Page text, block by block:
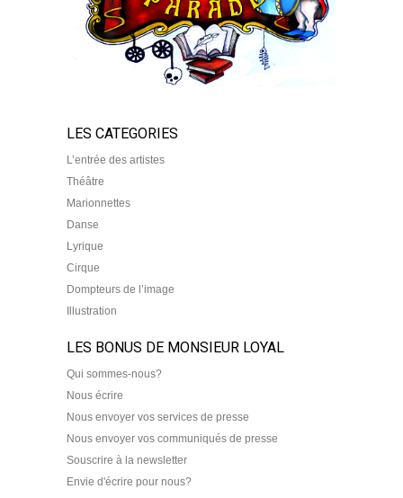
LES CATEGORIES
L’entrée des artistes
Théâtre
Marionnettes
Danse
Lyrique
Cirque
Dompteurs de l’image
Illustration
LES BONUS DE MONSIEUR LOYAL
Qui sommes-nous?
Nous écrire
Nous envoyer vos services de presse
Nous envoyer vos communiqués de presse
Souscrire à la newsletter
Envie d'écrire pour nous?